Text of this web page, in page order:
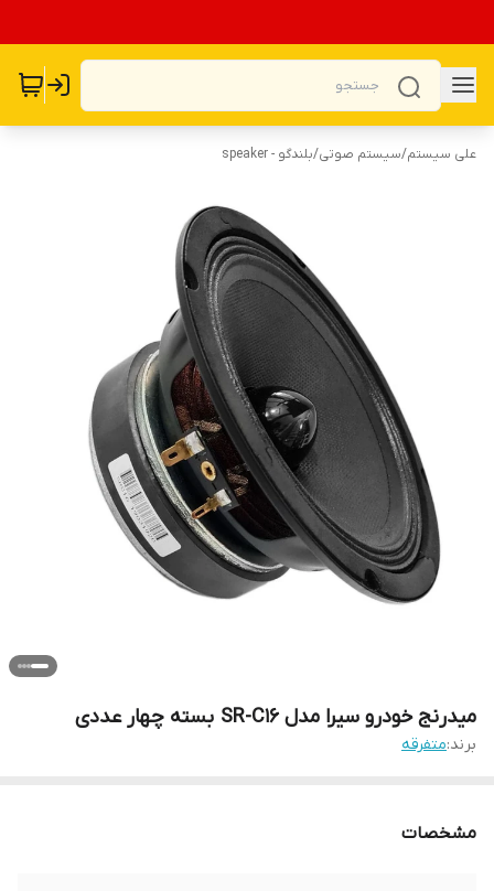
علی سیستم/سیستم صوتی/بلندگو - speaker
میدرنج خودرو سیرا مدل SR-C16 بسته چهار عددی
برند:متفرقه
مشخصات